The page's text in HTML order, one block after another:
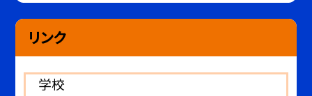
リンク
学校